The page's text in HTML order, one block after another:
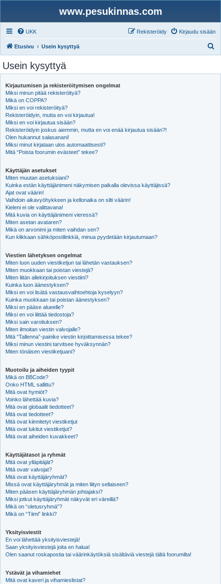
www.pesukinnas.com
UKK Kirjaudu sisään
Rekisteröidy
Etusivu Usein kysyttyä
Usein kysyttyä
Kirjautumisen ja rekisteröitymisen ongelmat
Miksi minun pitää rekisteröityä?
Mikä on COPPA?
Miksi en voi rekisteröityä?
Rekisteröidyin, mutta en voi kirjautua!
Miksi en voi kirjautua sisään?
Rekisteröidyin joskus aiemmin, mutta en voi enää kirjautua sisään?!
Olen hukannut salasanani!
Miksi minut kirjataan ulos automaattisesti?
Mitä “Poista foorumin evästeet” tekee?
Käyttäjän asetukset
Miten muutan asetuksiani?
Kuinka estän käyttäjänimeni näkymisen paikalla olevissa käyttäjissä?
Ajat ovat väärin!
Vaihdoin aikavyöhykkeen ja kellonaika on silti väärin!
Kieleni ei ole valittavana!
Mitä kuvia on käyttäjänimeni vieressä?
Miten asetan avataren?
Mikä on arvonimi ja miten vaihdan sen?
Kun klikkaan sähköpostilinkkiä, minua pyydetään kirjautumaan?
Viestien lähetyksen ongelmat
Miten luon uuden viestiketjun tai lähetän vastauksen?
Miten muokkaan tai poistan viestejä?
Miten liitän allekirjoituksen viestiini?
Kuinka luon äänestyksen?
Miksi en voi lisätä vastausvaihtoehtoja kyselyyn?
Kuinka muokkaan tai poistan äänestyksen?
Miksi en pääse alueelle?
Miksi en voi liittää tiedostoja?
Miksi sain varoituksen?
Miten ilmoitan viestin valvojalle?
Mitä “Tallenna”-painike viestin kirjoittamisessa tekee?
Miksi minun viestini tarvitsee hyväksynnän?
Miten tönäisen viestiketjuani?
Muotoilu ja aiheiden tyypit
Mikä on BBCode?
Onko HTML sallittu?
Mitä ovat hymiöt?
Voinko lähettää kuvia?
Mitä ovat globaalit tiedotteet?
Mitä ovat tiedotteet?
Mitä ovat kiinnitetyt viestiketjut
Mitä ovat lukitut viestiketjut?
Mitä ovat aiheiden kuvakkeet?
Käyttäjätasot ja ryhmät
Mitä ovat ylläpitäjät?
Mitä ovatr valvojat?
Mitä ovat käyttäjäryhmät?
Missä ovat käyttäjäryhmät ja miten liityn sellaiseen?
Miten pääsen käyttäjäryhmän johtajaksi?
Miksi jotkut käyttäjäryhmät näkyvät eri väreillä?
Mikä on “oletusryhmä”?
Mikä on “Tiimi” linkki?
Yksityisviestit
En voi lähettää yksityisviestejä!
Saan yksityisviestejä joita en halua!
Olen saanut roskapostia tai väärinkäytöksiä sisältäviä viestejä tältä foorumilta!
Ystävät ja vihamiehet
Mitä ovat kaveri ja vihamieslistat?